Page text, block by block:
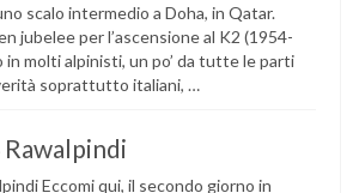
scalo intermedio a Doha, in Qatar.
jubelee per l’ascensione al K2 (1954-
in molti alpinisti, un po’ da tutte le parti
soprattutto italiani, …
Eccomi qui, il secondo giorno in